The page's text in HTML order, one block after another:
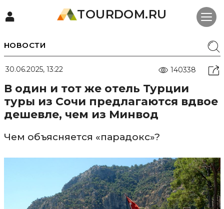
TOURDOM.RU
НОВОСТИ
30.06.2025, 13:22 140338
В один и тот же отель Турции
туры из Сочи предлагаются вдвое
дешевле, чем из Минвод
Чем объясняется «парадокс»?